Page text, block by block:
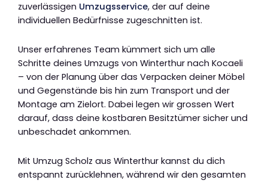
zuverlässigen Umzugsservice, der auf deine
individuellen Bedürfnisse zugeschnitten ist.
Unser erfahrenes Team kümmert sich um alle
Schritte deines Umzugs von Winterthur nach Kocaeli
– von der Planung über das Verpacken deiner Möbel
und Gegenstände bis hin zum Transport und der
Montage am Zielort. Dabei legen wir grossen Wert
darauf, dass deine kostbaren Besitztümer sicher und
unbeschadet ankommen.
Mit Umzug Scholz aus Winterthur kannst du dich
entspannt zurücklehnen, während wir den gesamten